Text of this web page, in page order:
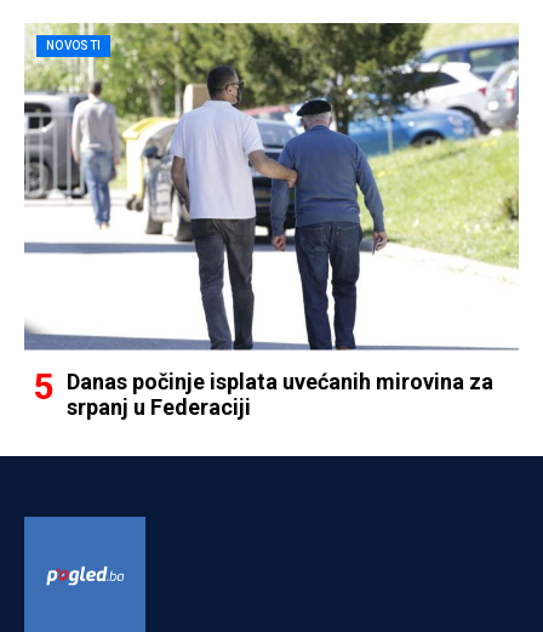
NOVOSTI
Danas počinje isplata uvećanih mirovina za
srpanj u Federaciji